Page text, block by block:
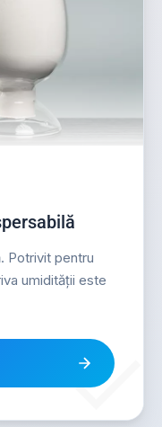
Potrivit pentru
umidității este